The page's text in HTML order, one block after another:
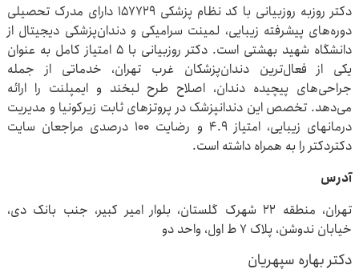
دکتر روزبه روزبیانی با کد نظام پزشکی ۱۵۷۷۲۹ دارای مدرک تحصیلی
دوره‌های پیشرفته زیبایی، لمینت سرامیکی و دندان‌پزشکی دیجیتال از
دانشگاه شهید بهشتی است. دکتر روزبیانی با ۵ امتیاز کامل به عنوان
یکی از فعال‌ترین دندان‌پزشکان غرب تهران، خدماتی از جمله
جراحی‌های پیچیده دندان، اصلاح طرح لبخند و ایمپلنت را ارائه
می‌دهد. تخصص این دندانپزشک در پروتزهای ثابت زیرکونیا و مدیریت
درمانهای زیبایی، امتیاز ۴.۹ و رضایت ۱۰۰ درصدی مراجعان سایت
دکتردکتر را به همراه داشته است.
آدرس
تهران، منطقه ۲۲ شهرک گلستان، بلوار امیر کبیر، جنب بانک دی،
خیابان ندوشن، پلاک ۷ ط اول، واحد دو
دکتر بهاره سپهریان